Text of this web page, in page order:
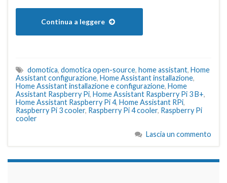
Continua a leggere
domotica, domotica open-source, home assistant, Home
Assistant configurazione, Home Assistant installazione,
Home Assistant installazione e configurazione, Home
Assistant Raspberry Pi, Home Assistant Raspberry Pi 3 B+,
Home Assistant Raspberry Pi 4, Home Assistant RPi,
Raspberry Pi 3 cooler, Raspberry Pi 4 cooler, Raspberry Pi
cooler
Lascia un commento